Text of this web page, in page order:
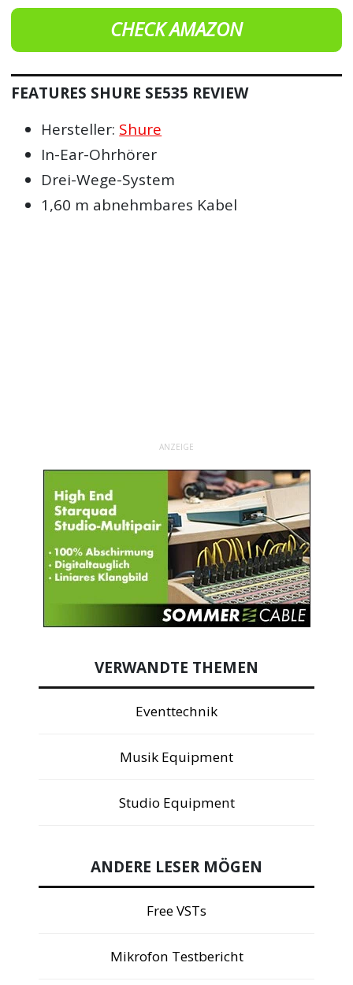
CHECK AMAZON
FEATURES SHURE SE535 REVIEW
Hersteller: Shure
In-Ear-Ohrhörer
Drei-Wege-System
1,60 m abnehmbares Kabel
ANZEIGE
VERWANDTE THEMEN
Eventtechnik
Musik Equipment
Studio Equipment
ANDERE LESER MÖGEN
Free VSTs
Mikrofon Testbericht